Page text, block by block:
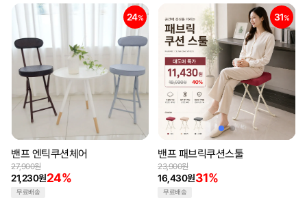
24%
밴프 엔틱쿠션체어
21,230원24%
27,900원
무료배송
31%
밴프 패브릭쿠션스툴
16,430원31%
23,900원
무료배송